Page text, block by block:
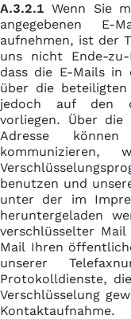
A.3.2.1 Wenn Sie
angegebenen
aufnehmen, ist der
uns nicht Ende-
dass die E-Mails
über die beteiligten
jedoch auf den
vorliegen. Über die
Adresse
kommunizieren,
benutzen und
unter der im
heruntergeladen
verschlüsselter
Mail Ihren
unserer
Protokolldienste,
Verschlüsselung
Kontaktaufnahme.